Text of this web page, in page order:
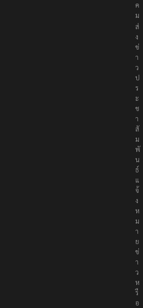
ค
ม
ส่
ง
ข่
า
ว
ป
ร
ะ
ช
า
สั
ม
พั
น
ธ์
แ
จ้
ง
ห
ม
า
ย
ข่
า
ว
ห
รื
อ